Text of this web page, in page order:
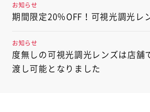
お知らせ
期間限定20％OFF！可視光調光レ
お知らせ
度無しの可視光調光レンズは店舗
渡し可能となりました